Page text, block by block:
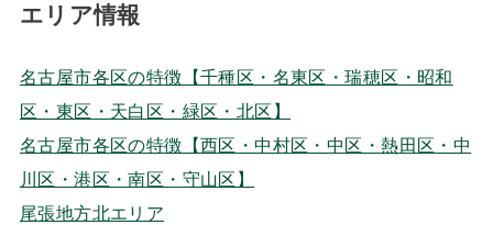
エリア情報
名古屋市各区の特徴【千種区・名東区・瑞穂区・昭和
区・東区・天白区・緑区・北区】
名古屋市各区の特徴【西区・中村区・中区・熱田区・中
川区・港区・南区・守山区】
尾張地方北エリア